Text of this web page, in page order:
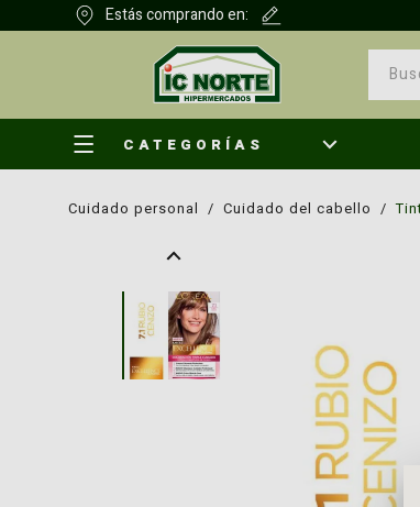
Estás comprando en:
CATEGORÍAS
cuidado personal / cuidado del cabello /